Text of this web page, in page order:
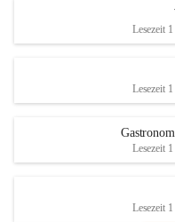
Lesezeit
Lesezeit
Lesezeit
Lesezeit